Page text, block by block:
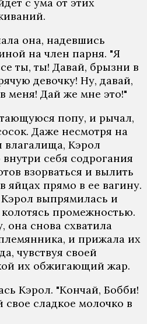
она, надевшись
на член парня. "Я
ты, ты! Давай, брызни в
девочку! Ну, давай,
меня! Дай же мне это!"
попу, и рычал,
Даже несмотря на
влагалища, Кэрол
внутри себя содрогания
взорваться и вылить
яйцах прямо в ее вагину.
Кэрол выпрямилась и
промежностью.
она снова схватила
и прижала их
чувствуя своей
их обжигающий жар.
Кэрол. "Кончай, Бобби!
сладкое молочко в